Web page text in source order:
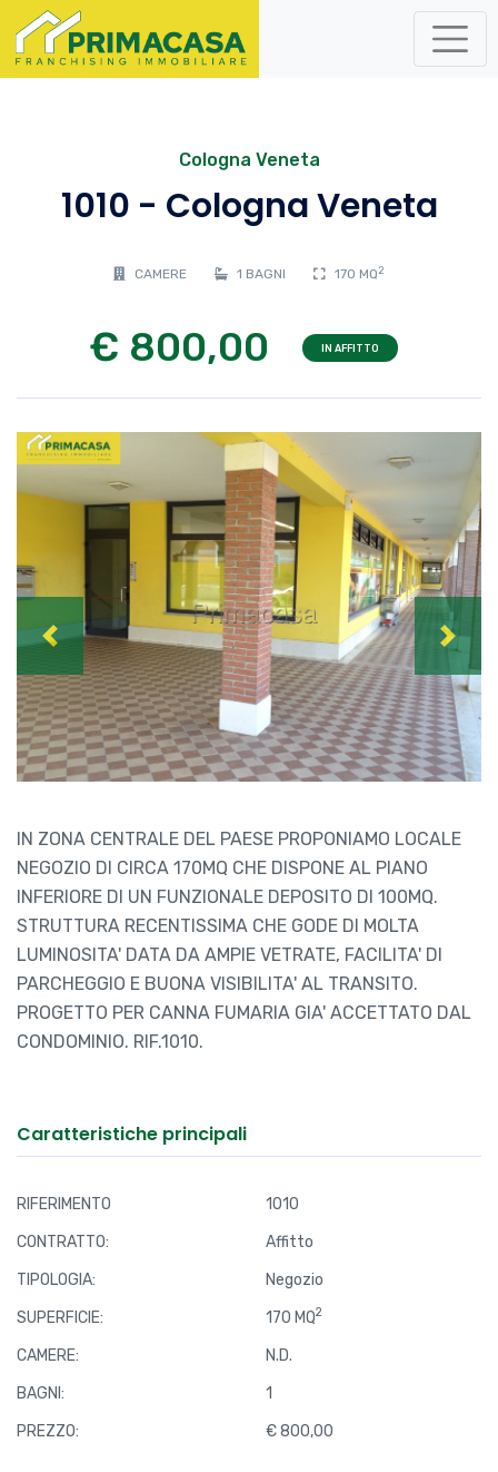
Cologna Veneta
1010 - Cologna Veneta
CAMERE 1 BAGNI 170 MQ 2
€ 800,00 IN AFFITTO
Previous Next
IN ZONA CENTRALE DEL PAESE PROPONIAMO LOCALE
NEGOZIO DI CIRCA 170MQ CHE DISPONE AL PIANO
INFERIORE DI UN FUNZIONALE DEPOSITO DI 100MQ.
STRUTTURA RECENTISSIMA CHE GODE DI MOLTA
LUMINOSITA' DATA DA AMPIE VETRATE, FACILITA' DI
PARCHEGGIO E BUONA VISIBILITA' AL TRANSITO.
PROGETTO PER CANNA FUMARIA GIA' ACCETTATO DAL
CONDOMINIO. RIF.1010.
Caratteristiche principali
RIFERIMENTO
1010
CONTRATTO:
Affitto
TIPOLOGIA:
Negozio
SUPERFICIE:
170 MQ2
CAMERE:
N.D.
BAGNI:
1
PREZZO:
€ 800,00